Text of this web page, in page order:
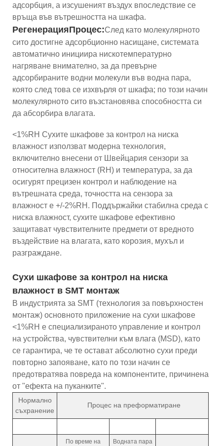
адсорбция, а изсушеният въздух впоследствие се
връща във вътрешността на шкафа.
РегенерацияПроцес:След като молекулярното
сито достигне адсорбционно насищане, системата
автоматично инициира нискотемпературно
нагряване внимателно, за да превърне
адсорбираните водни молекули във водна пара,
която след това се изхвърля от шкафа; по този начин
молекулярното сито възстановява способността си
да абсорбира влагата.
<1%RH Сухите шкафове за контрол на ниска
влажност използват модерна технология,
включително внесени от Швейцария сензори за
относителна влажност (RH) и температура, за да
осигурят прецизен контрол и наблюдение на
вътрешната среда, точността на сензора за
влажност е +/-2%RH. Поддържайки стабилна среда с
ниска влажност, сухите шкафове ефективно
защитават чувствителните предмети от вредното
въздействие на влагата, като корозия, мухъл и
разграждане.
Сухи шкафове за контрол на ниска
влажност в SMT монтаж
В индустрията за SMT (технология за повърхностен
монтаж) основното приложение на сухи шкафове
<1%RH е специализираното управление и контрол
на устройства, чувствителни към влага (MSD), като
се гарантира, че те остават абсолютно сухи преди
повторно запояване, като по този начин се
предотвратява повреда на компонентите, причинена
от "ефекта на пуканките".
Нормално
съхранение
Процес на преформатиране
По време на
Водната пара